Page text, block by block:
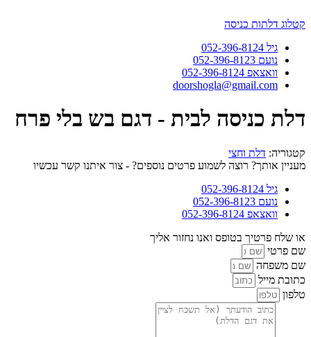
לתוכן
קטלוג דלתות כניסה
גיל 052-396-8124
נועם 052-396-8123
וואצאפ 052-396-8124
doorshogla@gmail.com
דלת כניסה לבית - דגם בש בלי פרח
קטגוריה: דלת וחצי
מעניין אותך? רוצה לשמוע פרטים נוספים? - צור איתנו קשר עכשיו
גיל 052-396-8124
נועם 052-396-8123
וואצאפ 052-396-8124
או שלח פרטיך בטופס ואנו נחזור אליך
שם פרטי
שם משפחה
כתובת מייל
טלפון